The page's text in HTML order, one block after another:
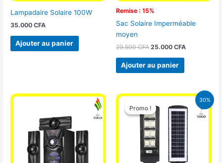
Lampadaire Solaire 100W
35.000CFA
Ajouter au panier
Remise : 15%
Sac Solaire Imperméable
moyen
29.500CFA 25.000 CFA
Ajouter au panier
30%
Promo !
Promo !
Le
prix
initial
était :
50.000 CFA.
Le
prix
actuel
est :
35.000